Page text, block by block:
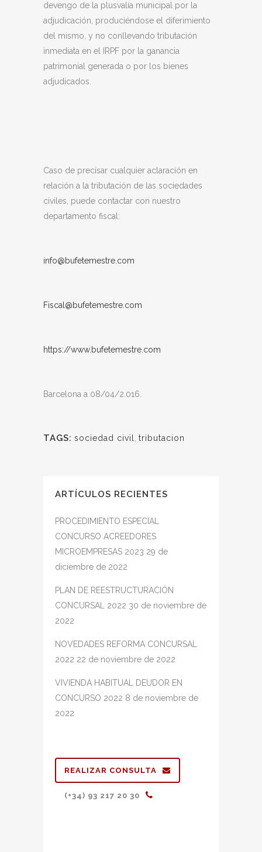
devengo de la plusvalía municipal por la
adjudicación, produciéndose el diferimiento
del mismo, y no conllevando tributación
inmediata en el IRPF por la ganancia
patrimonial generada o por los bienes
adjudicados.
Caso de precisar cualquier aclaración en
relación a la tributación de las sociedades
civiles, puede contactar con nuestro
departamento fiscal:
info@bufetemestre.com
Fiscal@bufetemestre.com
https://www.bufetemestre.com
Barcelona a 08/04/2.016.
TAGS: sociedad civil, tributacion
ARTÍCULOS RECIENTES
PROCEDIMIENTO ESPECIAL
CONCURSO ACREEDORES
MICROEMPRESAS 2023 29 de
diciembre de 2022
PLAN DE REESTRUCTURACIÓN
CONCURSAL 2022 30 de noviembre de
2022
NOVEDADES REFORMA CONCURSAL
2022 22 de noviembre de 2022
VIVIENDA HABITUAL DEUDOR EN
CONCURSO 2022 8 de noviembre de
2022
REALIZAR CONSULTA
(+34) 93 217 20 30